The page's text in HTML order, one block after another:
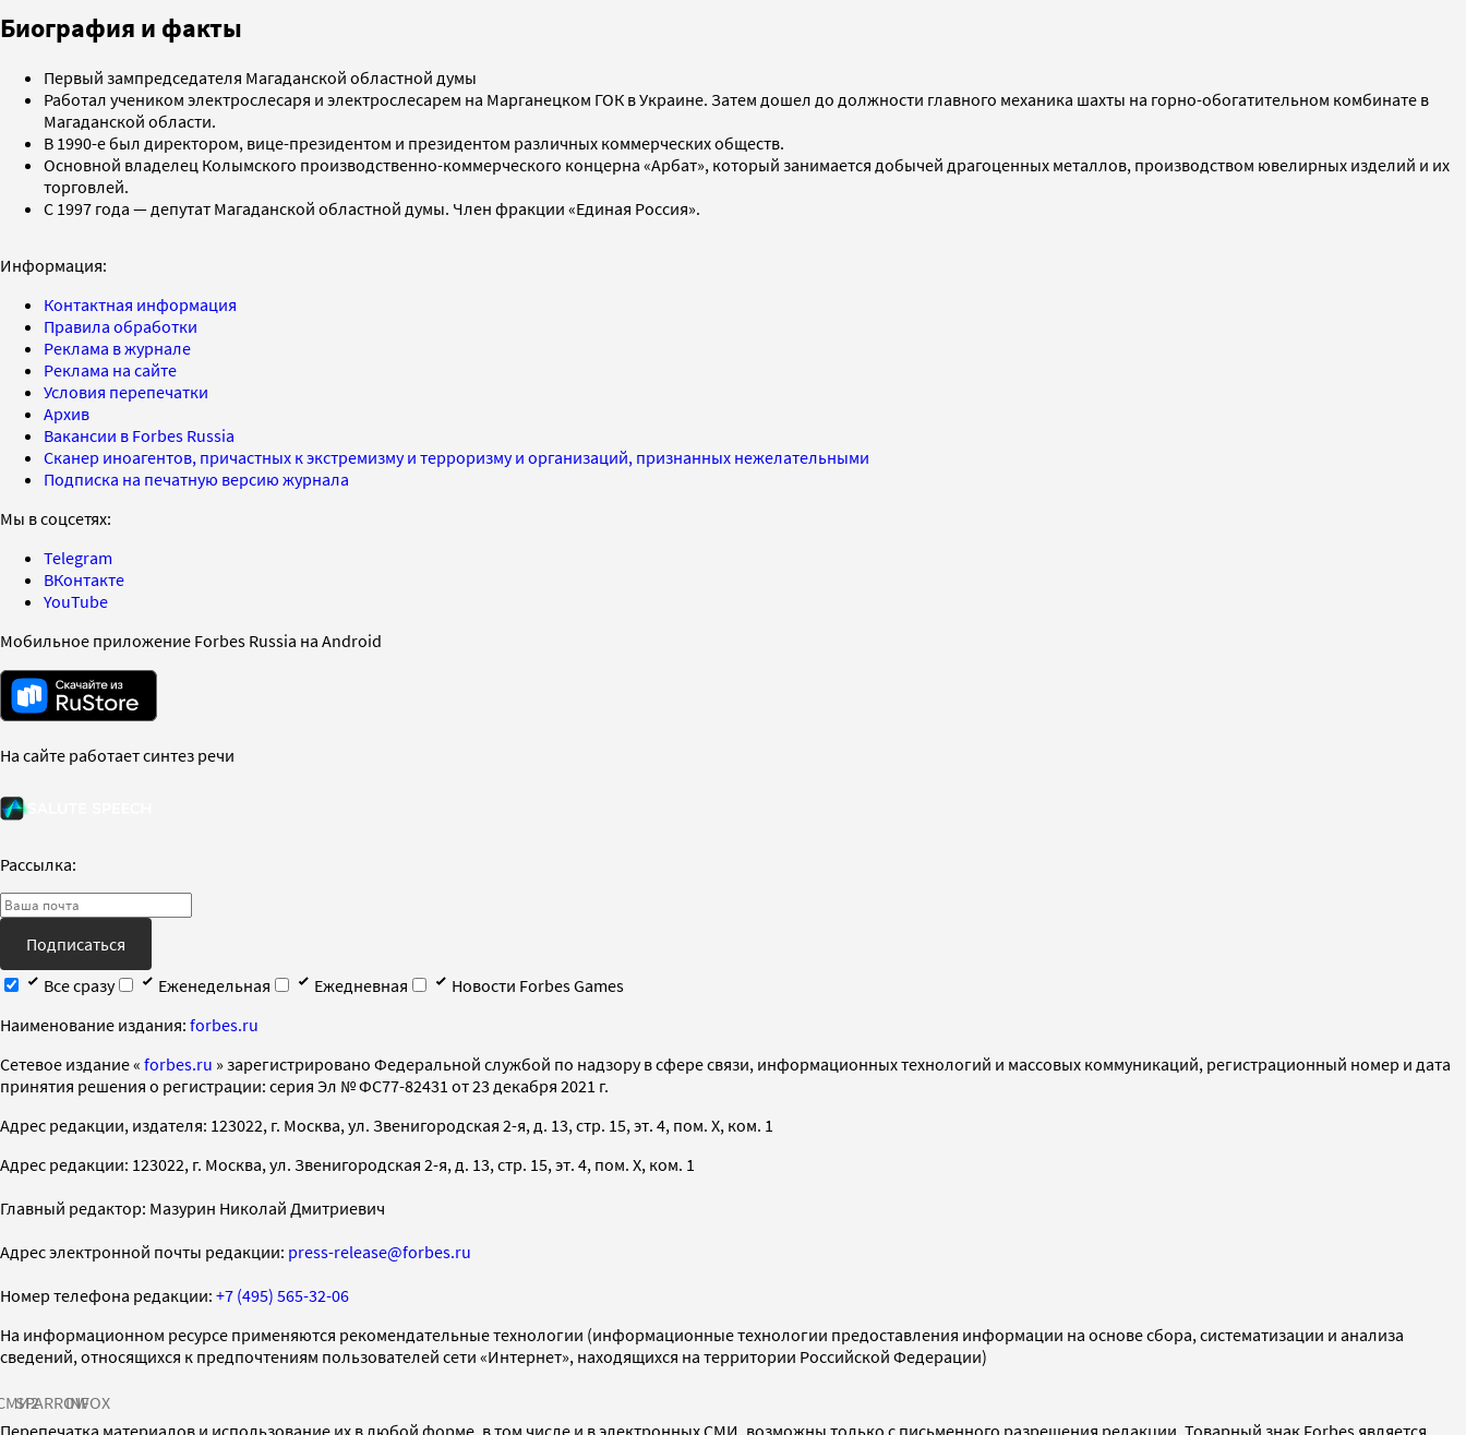
Биография и факты
Первый зампредседателя Магаданской областной думы
Работал учеником электрослесаря и электрослесарем на Марганецком ГОК в Украине. Затем дошел до должности главного механика шахты на горно-обогатительном комбинате в
Магаданской области.
В 1990-е был директором, вице-президентом и президентом различных коммерческих обществ.
Основной владелец Колымского производственно-коммерческого концерна «Арбат», который занимается добычей драгоценных металлов, производством ювелирных изделий и их
торговлей.
С 1997 года — депутат Магаданской областной думы. Член фракции «Единая Россия».
Информация:
Контактная информация
Правила обработки
Реклама в журнале
Реклама на сайте
Условия перепечатки
Архив
Вакансии в Forbes Russia
Сканер иноагентов, причастных к экстремизму и терроризму и организаций, признанных нежелательными
Подписка на печатную версию журнала
Мы в соцсетях:
Telegram
ВКонтакте
YouTube
Мобильное приложение Forbes Russia на Android
На сайте работает синтез речи
Рассылка:
Подписаться
Все сразу
Еженедельная Ежедневная
Новости Forbes Games
Наименование издания: forbes.ru
Cетевое издание « forbes.ru » зарегистрировано Федеральной службой по надзору в сфере связи, информационных технологий и массовых коммуникаций, регистрационный номер и дата
принятия решения о регистрации: серия Эл № ФС77-82431 от 23 декабря 2021 г.
Адрес редакции, издателя: 123022, г. Москва, ул. Звенигородская 2-я, д. 13, стр. 15, эт. 4, пом. X, ком. 1
Адрес редакции: 123022, г. Москва, ул. Звенигородская 2-я, д. 13, стр. 15, эт. 4, пом. X, ком. 1
Главный редактор: Мазурин Николай Дмитриевич
Адрес электронной почты редакции: press-release@forbes.ru
Номер телефона редакции: +7 (495) 565-32-06
На информационном ресурсе применяются рекомендательные технологии (информационные технологии предоставления информации на основе сбора, систематизации и анализа
сведений, относящихся к предпочтениям пользователей сети «Интернет», находящихся на территории Российской Федерации)
SPARROWINFOX
Перепечатка материалов и использование их в любой форме, в том числе и в электронных СМИ, возможны только с письменного разрешения редакции. Товарный знак Forbes является